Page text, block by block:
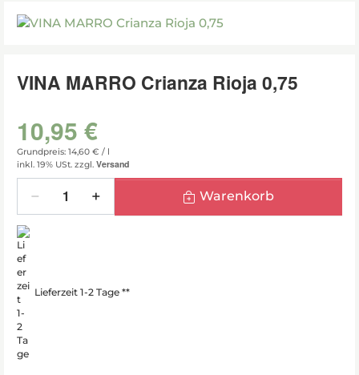
VINA MARRO Crianza Rioja 0,75
10,95 €
Grundpreis: 14,60 € / l
inkl. 19% USt. zzgl. Versand
Warenkorb
Lieferzeit 1-2 Tage **